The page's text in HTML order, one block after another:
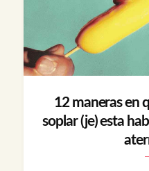
12 maneras en
soplar (je) esta